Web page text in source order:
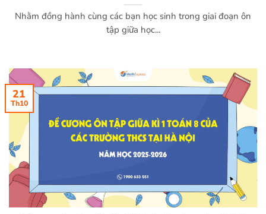
Nhằm đồng hành cùng các bạn học sinh trong giai đoạn ôn
tập giữa học...
21
Th10